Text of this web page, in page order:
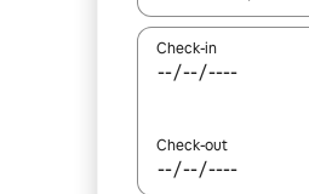
Check-in
Check-out